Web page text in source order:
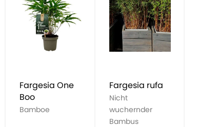
Fargesia One
Boo
Bamboe
Fargesia rufa
Nicht
wuchernder
Bambus